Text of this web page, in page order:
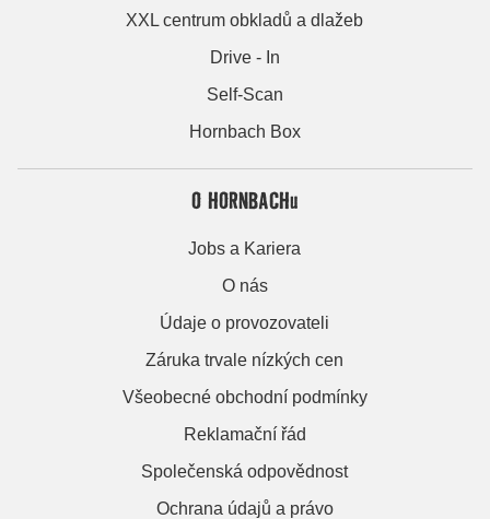
XXL centrum obkladů a dlažeb
Drive - In
Self-Scan
Hornbach Box
O HORNBACHu
Jobs a Kariera
O nás
Údaje o provozovateli
Záruka trvale nízkých cen
Všeobecné obchodní podmínky
Reklamační řád
Společenská odpovědnost
Ochrana údajů a právo